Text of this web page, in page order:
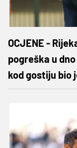
OCJENE -
pogreška u
kod gostiju bio